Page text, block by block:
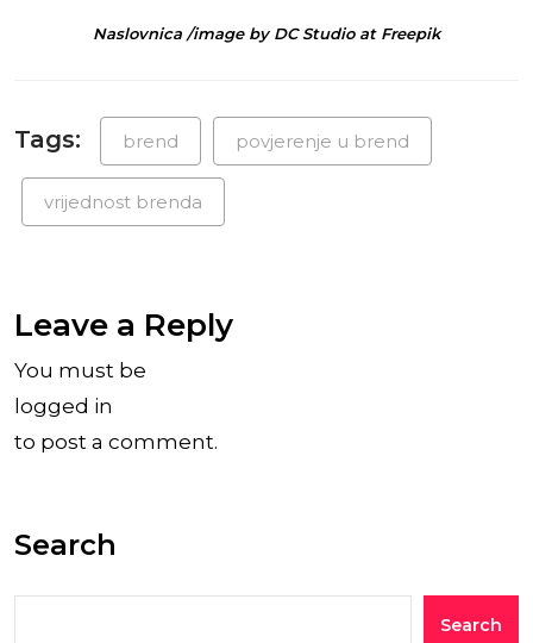
Naslovnica /image by DC Studio at Freepik
Tags: brend povjerenje u brend
vrijednost brenda
Leave a Reply
You must be
logged in
to post a comment.
Search
Search